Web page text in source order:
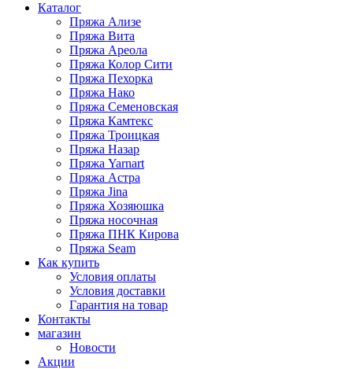
Каталог
Пряжа Ализе
Пряжа Вита
Пряжа Ареола
Пряжа Колор Сити
Пряжа Пехорка
Пряжа Нако
Пряжа Семеновская
Пряжа Камтекс
Пряжа Троицкая
Пряжа Назар
Пряжа Yarnart
Пряжа Астра
Пряжа Jina
Пряжа Хозяюшка
Пряжа носочная
Пряжа ПНК Кирова
Пряжа Seam
Как купить
Условия оплаты
Условия доставки
Гарантия на товар
Контакты
магазин
Новости
Акции